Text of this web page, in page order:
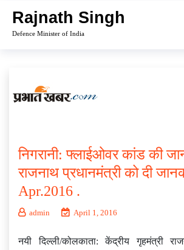
content
Rajnath Singh
Defence Minister of India
निगरानी: फ्लाईओवर कांड की
राजनाथ प्रधानमंत्री को दी
Apr.2016 .
admin April 1, 2016
नयी दिल्ली‍/कोलकाता: केंद्रीय गृहमंत्री